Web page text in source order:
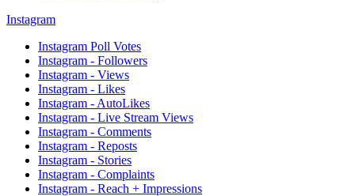
Instagram
Instagram Poll Votes
Instagram - Followers
Instagram - Views
Instagram - Likes
Instagram - AutoLikes
Instagram - Live Stream Views
Instagram - Comments
Instagram - Reposts
Instagram - Stories
Instagram - Complaints
Instagram - Reach + Impressions